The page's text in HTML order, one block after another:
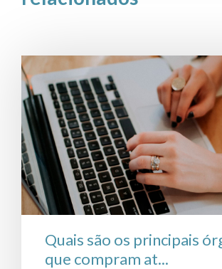
Quais são os principais
que compram at...